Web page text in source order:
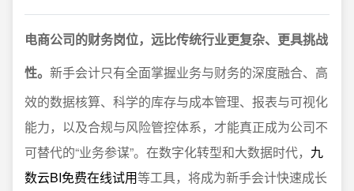
电商公司的财务岗位，远比传统行业更复杂、更具挑战
性。 新手会计只有全面掌握业务与财务的深度融合、高
效的数据核算、科学的库存与成本管理、报表与可视化
能力，以及合规与风险管控体系，才能真正成为公司不
可替代的“业务参谋”。在数字化转型和大数据时代， 九
数云BI免费在线试用等工具，将成为新手会计快速成长